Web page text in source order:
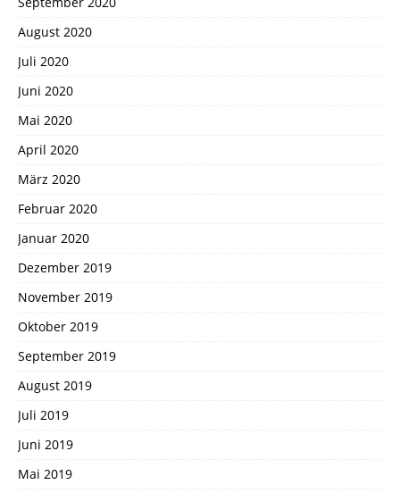
August 2020
Juli 2020
Juni 2020
Mai 2020
April 2020
März 2020
Februar 2020
Januar 2020
Dezember 2019
November 2019
Oktober 2019
September 2019
August 2019
Juli 2019
Juni 2019
Mai 2019